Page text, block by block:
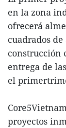
en la zona
ofrecerá
cuadrados
construcción
entrega de
el
proyectos